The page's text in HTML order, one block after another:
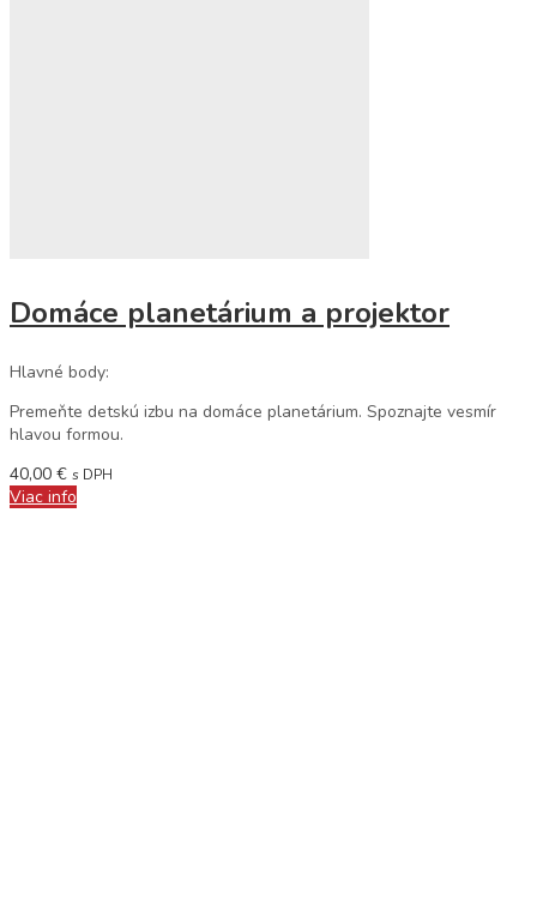
Domáce planetárium a projektor
Hlavné body:
Premeňte detskú izbu na domáce planetárium. Spoznajte vesmír
hlavou formou.
40,00 € s DPH
Viac info